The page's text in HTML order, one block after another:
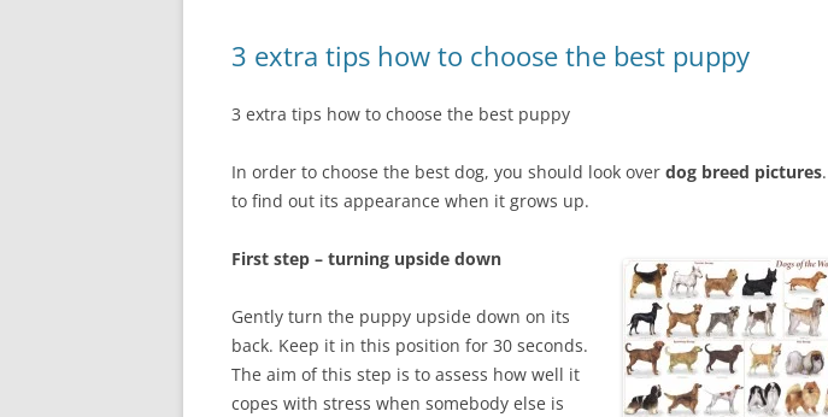
3 extra tips how to choose the best puppy
3 extra tips how to choose the best puppy
In order to choose the best dog, you should look over dog breed pictures
to find out its appearance when it grows up.
First step – turning upside down
Gently turn the puppy upside down on its
back. Keep it in this position for 30 seconds.
The aim of this step is to assess how well it
copes with stress when somebody else is